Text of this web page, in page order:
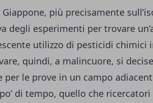
più precisamente
degli esperimenti per trovare
utilizzo di pesticidi chimici
quindi, a malincuore, si
le prove in un campo
di tempo, quello che